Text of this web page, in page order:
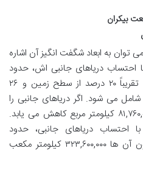
بیکران
به ابعاد شگفت انگیز آن اشاره
احتساب دریاهای جانبی اش، حدود
۱۰۶,۴۶۰,۰۰۰ کیلومتر مربع است که تقریباً ۲۰ درصد از سطح زمین و ۲۶
می شود. اگر دریاهای جانبی را
نادیده بگیریم، مساحت آن به ۸۱,۷۶۰,۰۰۰ کیلومتر مربع کاهش می یابد.
دریاهای جانبی، حدود
۳۵۴,۷۰۰,۰۰۰ کیلومتر مکعب و بدون آن ها ۳۲۳,۶۰۰,۰۰۰ کیلومتر مکعب